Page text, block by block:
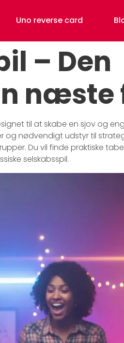
Uno reverse card
– Den
næste
til at skabe en sjov og
nødvendigt udstyr til
Du vil finde praktiske
selskabsspil.